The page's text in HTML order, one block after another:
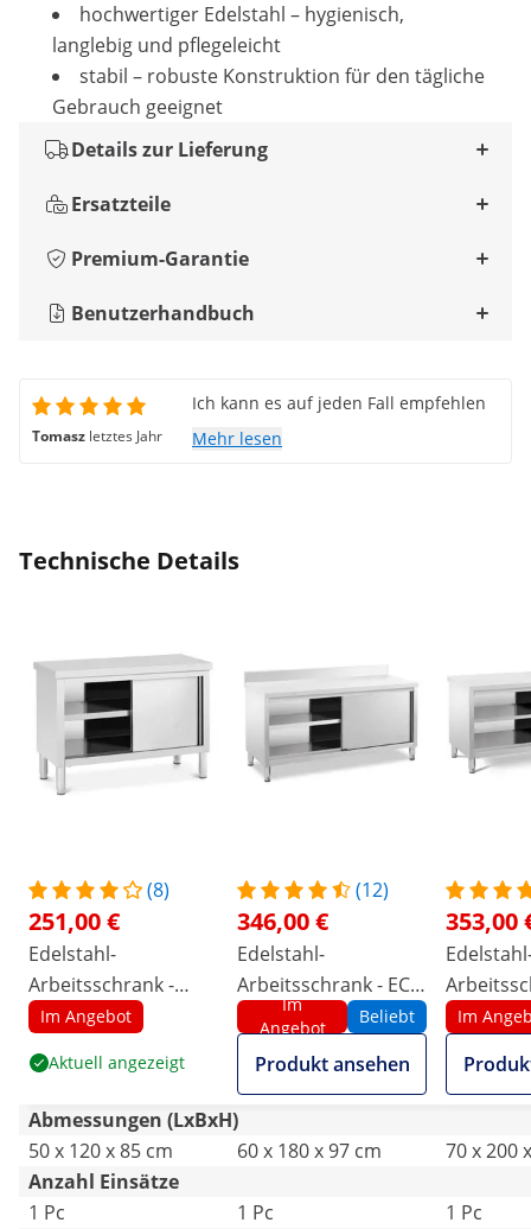
hochwertiger Edelstahl – hygienisch,
langlebig und pflegeleicht
stabil – robuste Konstruktion für den tägliche
Gebrauch geeignet
Details zur Lieferung
Ersatzteile
Premium-Garantie
Benutzerhandbuch
Tomasz letztes Jahr
Ich kann es auf jeden Fall empfehlen
Mehr lesen
Technische Details
(8)
251,00 €
Edelstahl-
Arbeitsschrank -
PREMIUM - 120 x 50
Catering
Im Angebot
Aktuell angezeigt
(12)
346,00 €
Edelstahl-
Arbeitsschrank - ECO
- 180 x 60 cm - 500 kg
- Aufkantung - Royal
Catering
Im
Angebot
Beliebt
Produkt ansehen
353,00
- 200 x
- Royal
Im
Abmessungen (LxBxH)
50 x 120 x 85 cm
60 x 180 x 97 cm
70 x 200
Anzahl Einsätze
1 Pc
1 Pc
1 Pc